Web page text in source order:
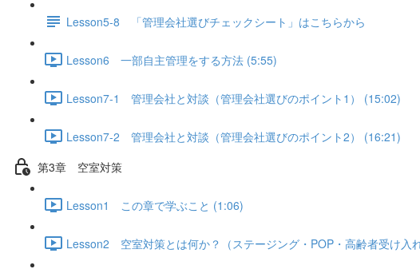
Lesson5-8 「管理会社選びチェックシート」はこちらから
Lesson6 一部自主管理をする方法 (5:55)
Lesson7-1 管理会社と対談（管理会社選びのポイント1） (15:02)
Lesson7-2 管理会社と対談（管理会社選びのポイント2） (16:21)
第3章 空室対策
Lesson1 この章で学ぶこと (1:06)
Lesson2 空室対策とは何か？（ステージング・POP・高齢者受け入